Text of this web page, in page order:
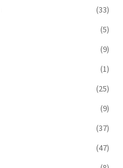
(33)
(5)
(9)
(1)
(25)
(9)
(37)
(47)